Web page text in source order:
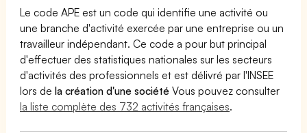
Le code APE est un code qui identifie une activité ou
une branche d'activité exercée par une entreprise ou un
travailleur indépendant. Ce code a pour but principal
d'effectuer des statistiques nationales sur les secteurs
d'activités des professionnels et est délivré par l'INSEE
lors dela création d'une société Vous pouvez consulter
la liste complète des 732 activités françaises.